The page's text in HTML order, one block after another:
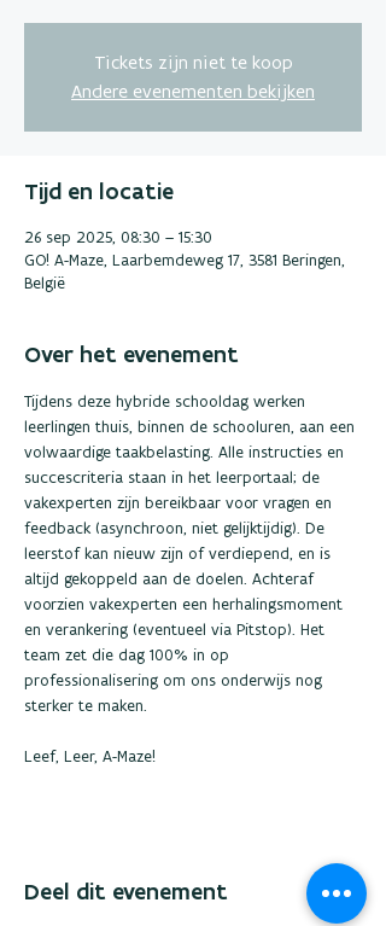
Tickets zijn niet te koop
Andere evenementen bekijken
Tijd en locatie
26 sep 2025, 08:30 – 15:30
GO! A-Maze, Laarbemdeweg 17, 3581 Beringen,
België
Over het evenement
Tijdens deze hybride schooldag werken
leerlingen thuis, binnen de schooluren, aan een
volwaardige taakbelasting. Alle instructies en
succescriteria staan in het leerportaal; de
vakexperten zijn bereikbaar voor vragen en
feedback (asynchroon, niet gelijktijdig). De
leerstof kan nieuw zijn of verdiepend, en is
altijd gekoppeld aan de doelen. Achteraf
voorzien vakexperten een herhalingsmoment
en verankering (eventueel via Pitstop). Het
team zet die dag 100% in op
professionalisering om ons onderwijs nog
sterker te maken.
Leef, Leer, A-Maze!
Deel dit evenement